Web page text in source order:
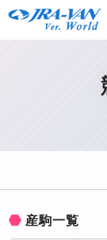
産駒一覧